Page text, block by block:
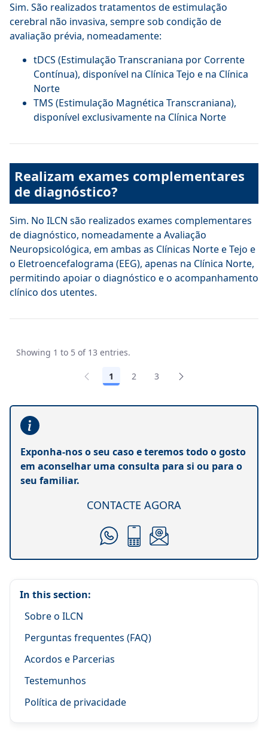
Sim. São realizados tratamentos de estimulação
cerebral não invasiva, sempre sob condição de
avaliação prévia, nomeadamente:
tDCS (Estimulação Transcraniana por Corrente
Contínua), disponível na Clínica Tejo e na Clínica
Norte
TMS (Estimulação Magnética Transcraniana),
disponível exclusivamente na Clínica Norte
Realizam exames complementares
de diagnóstico?
Sim. No ILCN são realizados exames complementares
de diagnóstico, nomeadamente a Avaliação
Neuropsicológica, em ambas as Clínicas Norte e Tejo e
o Eletroencefalograma (EEG), apenas na Clínica Norte,
permitindo apoiar o diagnóstico e o acompanhamento
clínico dos utentes.
Showing 1 to 5 of 13 entries.
1 2 3
Exponha-nos o seu caso e teremos todo o gosto
em aconselhar uma consulta para si ou para o
seu familiar.
CONTACTE AGORA
In this section:
Sobre o ILCN
Perguntas frequentes (FAQ)
Acordos e Parcerias
Testemunhos
Política de privacidade